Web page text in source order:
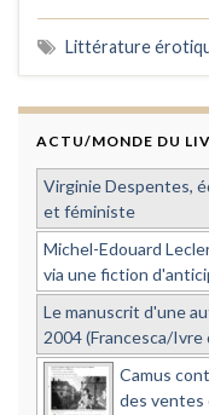
Littérature
ACTU/MONDE DU
Virginie Despentes,
et féministe
Michel-Edouard
via une fiction
Le manuscrit d'une
2004 (Francesca/Ivre
Camus
des ventes